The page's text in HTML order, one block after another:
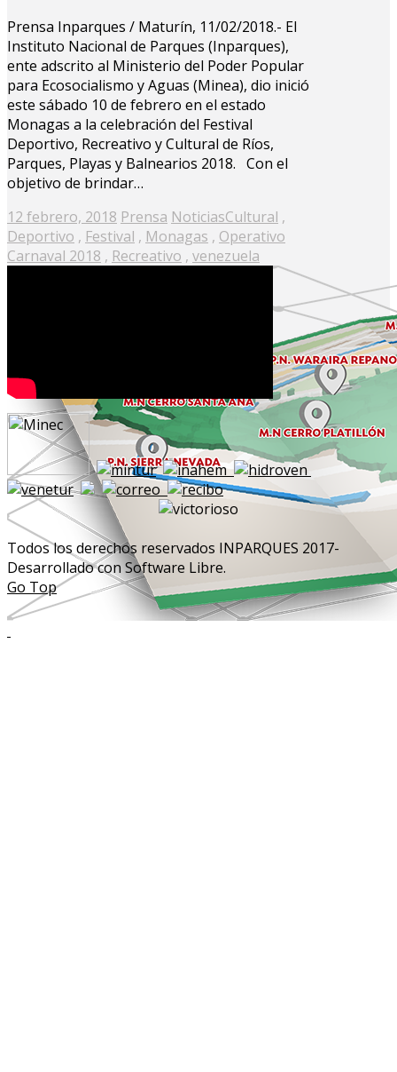
Prensa Inparques / Maturín, 11/02/2018.- El
Instituto Nacional de Parques (Inparques),
ente adscrito al Ministerio del Poder Popular
para Ecosocialismo y Aguas (Minea), dio inició
este sábado 10 de febrero en el estado
Monagas a la celebración del Festival
Deportivo, Recreativo y Cultural de Ríos,
Parques, Playas y Balnearios 2018. Con el
objetivo de brindar…
Posted
on
12 febrero, 2018 Prensa NoticiasCultural ,
Deportivo , Festival , Monagas , Operativo
Carnaval 2018 , Recreativo , venezuela
Todos los derechos reservados INPARQUES 2017-
Desarrollado con Software Libre.
Go Top